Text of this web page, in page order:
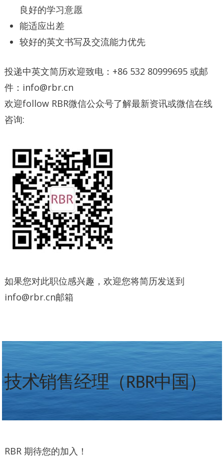
良好的学习意愿
能适应出差
较好的英文书写及交流能力优先
投递中英文简历欢迎致电：+86 532 80999695 或邮
件：info@rbr.cn
欢迎follow RBR微信公众号了解最新资讯或微信在线
咨询:
如果您对此职位感兴趣，欢迎您将简历发送到
info@rbr.cn邮箱
技术销售经理（RBR中国）
RBR 期待您的加入！